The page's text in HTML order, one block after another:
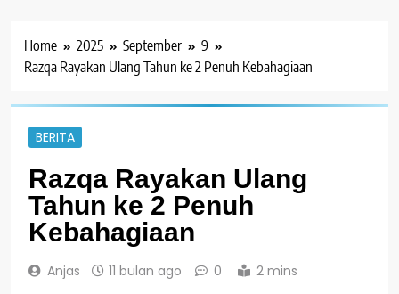
Home 2025 September
9
Razqa Rayakan Ulang Tahun ke 2 Penuh Kebahagiaan
BERITA
Razqa Rayakan Ulang
Tahun ke 2 Penuh
Kebahagiaan
Anjas 11 bulan ago 0 2 mins